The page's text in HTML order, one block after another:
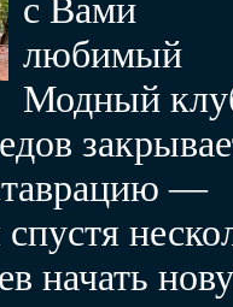
с Вами
любимый
Модный
—
начать